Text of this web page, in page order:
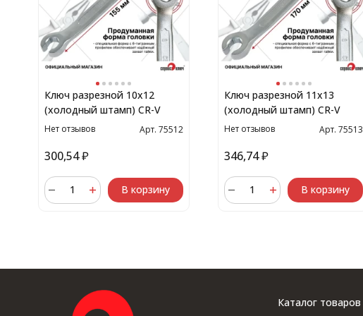
Ключ разрезной 10х12
(холодный штамп) CR-V
Нет отзывов Арт. 75512
300,54 ₽
В корзину
Ключ разрезной 11х13
(холодный штамп) CR-V
Нет отзывов Арт. 75513
346,74₽
В корзину
Каталог товаров